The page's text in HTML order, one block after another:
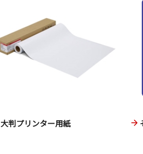
大判プリンター用紙